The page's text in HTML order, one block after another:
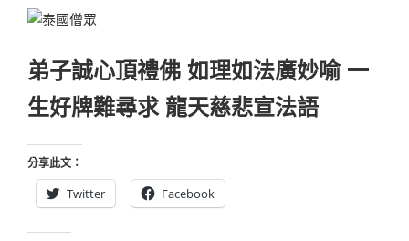
弟子誠心頂禮佛 如理如法廣妙喻 一
生好牌難尋求 龍天慈悲宣法語
分享此文：
Twitter
Facebook